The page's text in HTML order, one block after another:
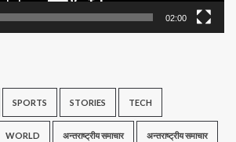
02:00
SPORTS STORIES TECH
WORLD अन्तराष्ट्रीय समाचार अन्तराष्ट्रीय समाचार